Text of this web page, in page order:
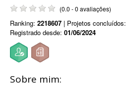
(0.0 - 0 avaliações)
Ranking: 2218607 | Projetos concluídos:
Registrado desde: 01/06/2024
Sobre mim: